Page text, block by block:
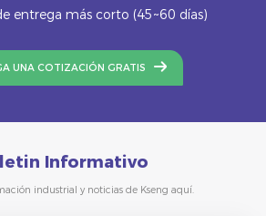
entrega más corto (45~60 días)
UNA COTIZACIÓN GRATIS
Informativo
industrial y noticias de Kseng aquí.